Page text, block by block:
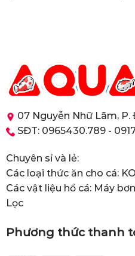
07 Nguyễn Nhữ Lãm, P.
SĐT: 0965430.789 -
Chuyên sỉ và lẻ:
Các loại thức ăn cho cá:
Các vật liệu hồ cá: Máy
Lọc
Phương thức thanh